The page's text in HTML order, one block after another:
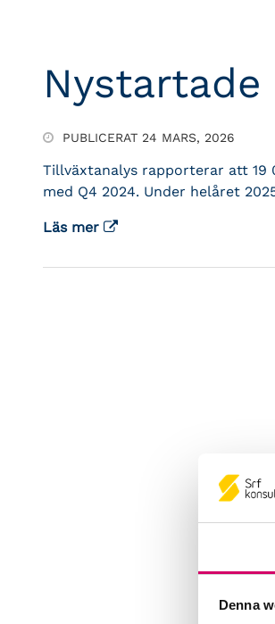
Denna
PUBLICERAT 24 MARS, 2026
Tillväxtanalys rapporterar att 19
med Q4 2024. Under helåret
Läs mer